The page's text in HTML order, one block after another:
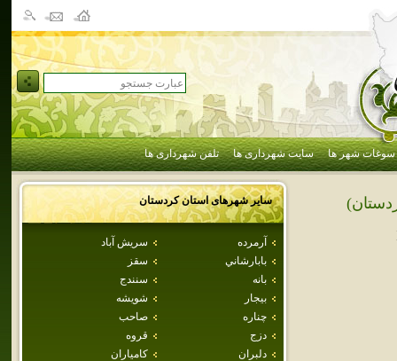
سوغات شهر ها سایت شهرداری ها تلفن شهرداری ها
سایر شهرهای استانكردستان
آرمرده
سريش آباد
بابارشاني
سقز
بانه
سنندج
بيجار
شويشه
چناره
صاحب
دزج
قروه
دلبران
كامياران